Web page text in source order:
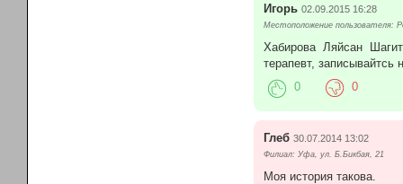
Игорь 02.09.2015 16:28
Местоположение пользователя:
Хабирова Ляйсан
терапевт, записывайтсь
0
0
Глеб 30.07.2014 13:02
Филиал: Уфа, ул. Б.Бикбая, 21
Моя история такова.